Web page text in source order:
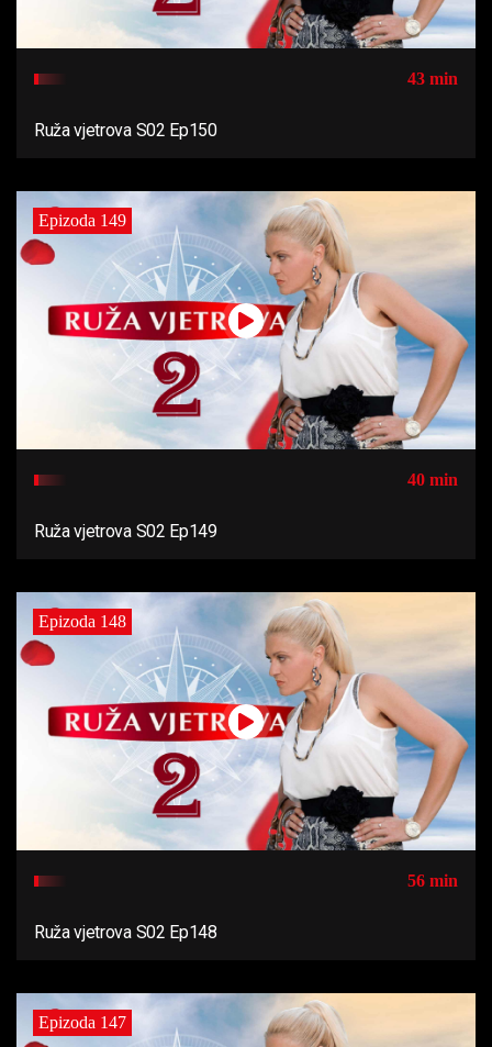
43 min
Ruža vjetrova S02 Ep150
Epizoda 149
40 min
Ruža vjetrova S02 Ep149
Epizoda 148
56 min
Ruža vjetrova S02 Ep148
Epizoda 147